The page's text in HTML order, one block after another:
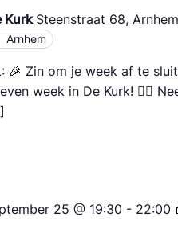
KurkSteenstraat 68,
Arnhem
🎉 Zin om je week af te
week in De Kurk! 🏳️‍🌈
25 @ 19:30 - 22:00